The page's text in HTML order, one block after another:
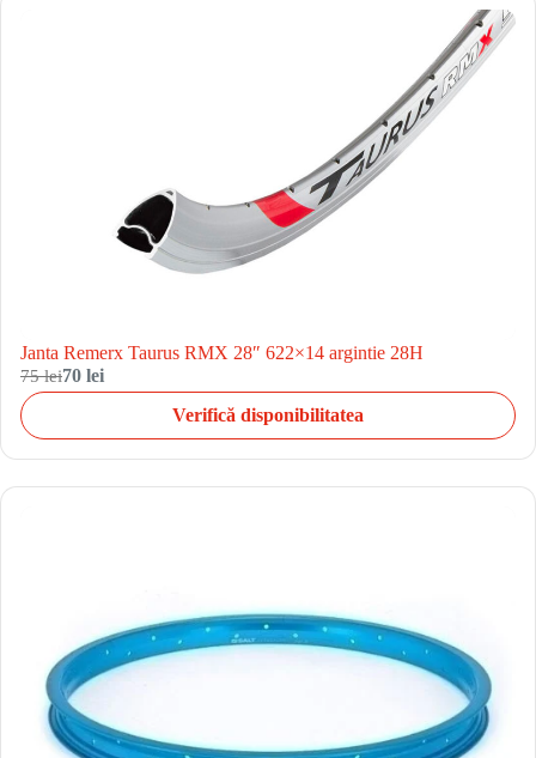
Janta Remerx Taurus RMX 28″ 622×14 argintie 28H
75 lei70 lei
Verifică disponibilitatea